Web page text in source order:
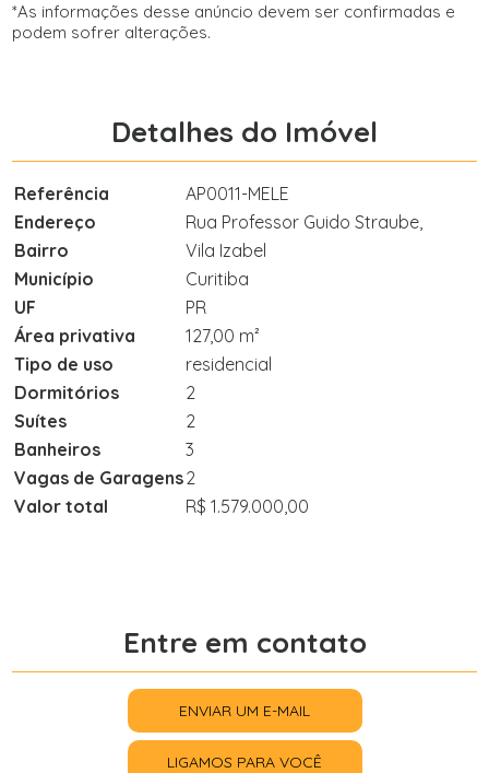
*As informações desse anúncio devem ser confirmadas e
podem sofrer alterações.
Detalhes do Imóvel
Referência
AP0011-MELE
Endereço
Rua Professor Guido Straube,
Bairro
Vila Izabel
Município
Curitiba
UF
PR
Área privativa
127,00 m²
Tipo de uso
residencial
Dormitórios
2
Suítes
2
Banheiros
3
Vagas de Garagens2
Valor total
R$ 1.579.000,00
Entre em contato
ENVIAR UM E-MAIL
LIGAMOS PARA VOCÊ